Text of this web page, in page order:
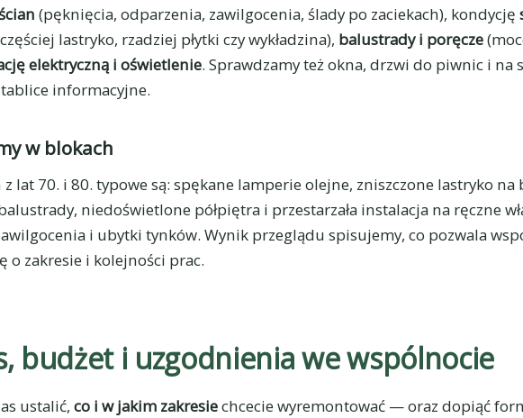
(pęknięcia, odparzenia, zawilgocenia, ślady po zaciekach), kondycję
lastryko, rzadziej płytki czy wykładzina), balustrady i poręcze
elektryczną i oświetlenie. Sprawdzamy też okna, drzwi do piwnic i na
informacyjne.
w blokach
lat 70. i 80. typowe są: spękane lamperie olejne, zniszczone lastryko na
niedoświetlone półpiętra i przestarzała instalacja na ręczne
i ubytki tynków. Wynik przeglądu spisujemy, co pozwala
o zakresie i kolejności prac.
budżet i uzgodnienia we wspólnocie
ustalić, co i w jakim zakresiechcecie wyremontować — oraz dopiąć